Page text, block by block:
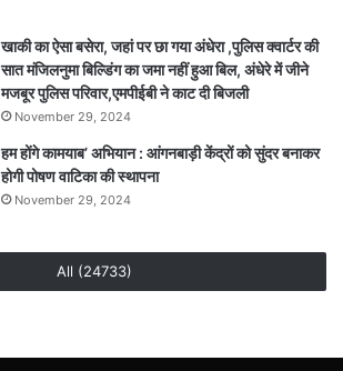
खाकी का ऐसा बसेरा, जहां पर छा गया अंधेरा ,पुलिस क्वार्टर की
सात मंजिलनुमा बिल्डिंग का जमा नहीं हुआ बिल, अंधेरे में जीने
मजबूर पुलिस परिवार,एमपीईबी ने काट दी बिजली
November 29, 2024
हम होंगे कामयाब’ अभियान : आंगनबाड़ी केंद्रों को सुंदर बनाकर
होगी पोषण वाटिका की स्थापना
November 29, 2024
All (24733)